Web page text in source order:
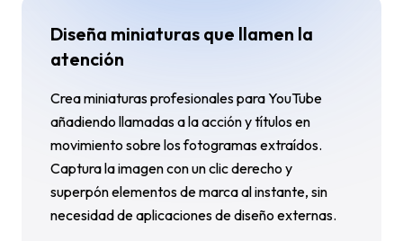
Diseña miniaturas que llamen la
atención
Crea miniaturas profesionales para YouTube
añadiendo llamadas a la acción y títulos en
movimiento sobre los fotogramas extraídos.
Captura la imagen con un clic derecho y
superpón elementos de marca al instante, sin
necesidad de aplicaciones de diseño externas.